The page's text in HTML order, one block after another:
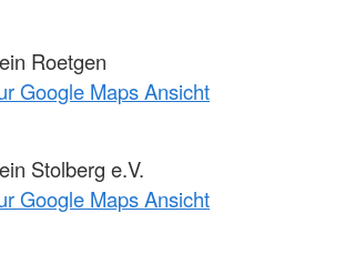
Roetgen
Google Maps Ansicht
Stolberg e.V.
Google Maps Ansicht